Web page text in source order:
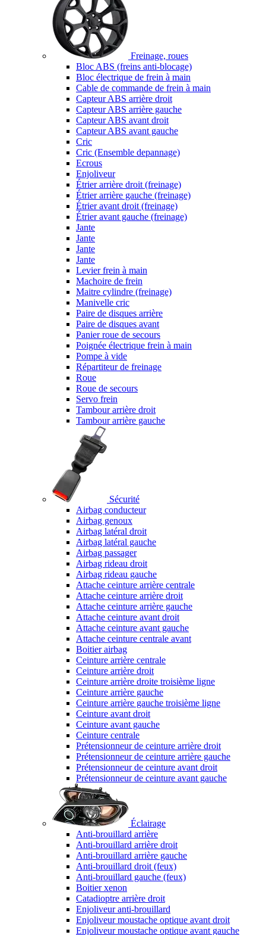
Freinage, roues
Bloc ABS (freins anti-blocage)
Bloc électrique de frein à main
Cable de commande de frein à main
Capteur ABS arrière droit
Capteur ABS arrière gauche
Capteur ABS avant droit
Capteur ABS avant gauche
Cric
Cric (Ensemble depannage)
Ecrous
Enjoliveur
Étrier arrière droit (freinage)
Étrier arrière gauche (freinage)
Étrier avant droit (freinage)
Étrier avant gauche (freinage)
Jante
Jante
Jante
Jante
Levier frein à main
Machoire de frein
Maitre cylindre (freinage)
Manivelle cric
Paire de disques arrière
Paire de disques avant
Panier roue de secours
Poignée électrique frein à main
Pompe à vide
Répartiteur de freinage
Roue
Roue de secours
Servo frein
Tambour arrière droit
Tambour arrière gauche
Sécurité
Airbag conducteur
Airbag genoux
Airbag latéral droit
Airbag latéral gauche
Airbag passager
Airbag rideau droit
Airbag rideau gauche
Attache ceinture arrière centrale
Attache ceinture arrière droit
Attache ceinture arrière gauche
Attache ceinture avant droit
Attache ceinture avant gauche
Attache ceinture centrale avant
Boitier airbag
Ceinture arrière centrale
Ceinture arrière droit
Ceinture arrière droite troisième ligne
Ceinture arrière gauche
Ceinture arrière gauche troisième ligne
Ceinture avant droit
Ceinture avant gauche
Ceinture centrale
Prétensionneur de ceinture arrière droit
Prétensionneur de ceinture arrière gauche
Prétensionneur de ceinture avant droit
Prétensionneur de ceinture avant gauche
Éclairage
Anti-brouillard arrière
Anti-brouillard arrière droit
Anti-brouillard arrière gauche
Anti-brouillard droit (feux)
Anti-brouillard gauche (feux)
Boitier xenon
Catadioptre arrière droit
Enjoliveur anti-brouillard
Enjoliveur moustache optique avant droit
Enjoliveur moustache optique avant gauche